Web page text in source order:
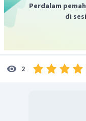
Perdalam
di
2